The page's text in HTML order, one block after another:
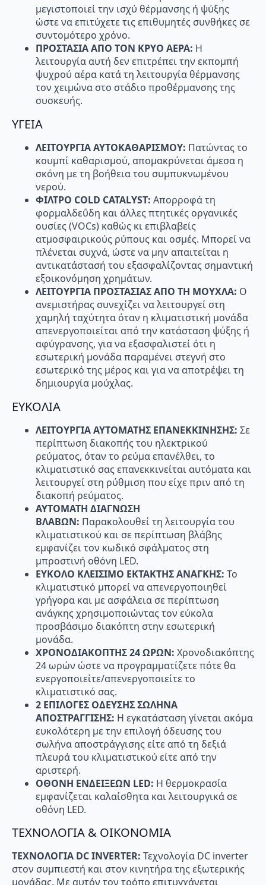
µεγιστοποιεί την ισχύ θέρµανσης ή ψύξης
ώστε να επιτύχετε τις επιθυµητές συνθήκες σε
συντομότερο χρόνο.
ΠΡΟΣΤΑΣΙΑ ΑΠΟ ΤΟΝ ΚΡΥΟ ΑΕΡΑ: Η
λειτουργία αυτή δεν επιτρέπει την εκποµπή
ψυχρού αέρα κατά τη λειτουργία θέρµανσης
τον χειµώνα στο στάδιο προθέρµανσης της
συσκευής.
ΥΓΕΙΑ
ΛΕΙΤΟΥΡΓΙΑ ΑΥΤΟΚΑΘΑΡΙΣΜΟΥ: Πατώντας το
κουμπί καθαρισμού, απομακρύνεται άμεσα η
σκόνη µε τη βοήθεια του συμπυκνωμένου
νερού.
ΦΙΛΤΡΟ COLD CATALYST: Απορροφά τη
φορµαλδεΰδη και άλλες πτητικές οργανικές
ουσίες (VOCs) καθώς κι επιβλαβείς
ατµοσφαιρικούς ρύπους και οσµές. Μπορεί να
πλένεται συχνά, ώστε να µην απαιτείται η
αντικατάστασή του εξασφαλίζοντας σηµαντική
εξοικονόµηση χρηµάτων.
ΛΕΙΤΟΥΡΓΙΑ ΠΡΟΣΤΑΣΙΑΣ ΑΠΟ ΤΗ ΜΟΥΧΛΑ: Ο
ανεµιστήρας συνεχίζει να λειτουργεί στη
χαµηλή ταχύτητα όταν η κλιµατιστική µονάδα
απενεργοποιείται από την κατάσταση ψύξης ή
αφύγρανσης, για να εξασφαλιστεί ότι η
εσωτερική µονάδα παραµένει στεγνή στο
εσωτερικό της µέρος και για να αποτρέψει τη
δηµιουργία µούχλας.
ΕΥΚΟΛΙΑ
ΛΕΙΤΟΥΡΓΙΑ ΑΥΤΟΜΑΤΗΣ ΕΠΑΝΕΚΚΙΝΗΣΗΣ: Σε
περίπτωση διακοπής του ηλεκτρικού
ρεύµατος, όταν το ρεύµα επανέλθει, το
κλιµατιστικό σας επανεκκινείται αυτόµατα και
λειτουργεί στη ρύθµιση που είχε πριν από τη
διακοπή ρεύµατος.
ΑΥΤΟΜΑΤΗ ΔΙΑΓΝΩΣΗ
ΒΛΑΒΩΝ: Παρακολουθεί τη λειτουργία του
κλιµατιστικού και σε περίπτωση βλάβης
εµφανίζει τον κωδικό σφάλµατος στη
µπροστινή οθόνη LED.
ΕΥΚΟΛΟ ΚΛΕΙΣΙΜΟ ΕΚΤΑΚΤΗΣ ΑΝΑΓΚΗΣ: Το
κλιματιστικό μπορεί να απενεργοποιηθεί
γρήγορα και με ασφάλεια σε περίπτωση
ανάγκης χρησιμοποιώντας τον εύκολα
προσβάσιμο διακόπτη στην εσωτερική
μονάδα.
ΧΡΟΝΟΔΙΑΚΟΠΤΗΣ 24 ΩΡΩΝ: Χρονοδιακόπτης
24 ωρών ώστε να προγραµµατίζετε πότε θα
ενεργοποιείτε/απενεργοποιείτε το
κλιµατιστικό σας.
2 ΕΠΙΛΟΓΕΣ ΟΔΕΥΣΗΣ ΣΩΛΗΝΑ
ΑΠΟΣΤΡΑΓΓΙΣΗΣ: Η εγκατάσταση γίνεται ακόµα
ευκολότερη µε την επιλογή όδευσης του
σωλήνα αποστράγγισης είτε από τη δεξιά
πλευρά του κλιµατιστικού είτε από την
αριστερή.
ΟΘΟΝΗ ΕΝΔΕΙΞΕΩΝ LED: Η θερµοκρασία
εµφανίζεται καλαίσθητα και λειτουργικά σε
οθόνη LED.
ΤΕΧΝΟΛΟΓΙΑ & ΟΙΚΟΝΟΜΙΑ
ΤΕΧΝΟΛΟΓΙΑ DCINVERTER: Τεχνολογία DC inverter
στον συµπιεστή και στον κινητήρα της εξωτερικής
μονάδας. Με αυτόν τον τρόπο επιτυγχάνεται